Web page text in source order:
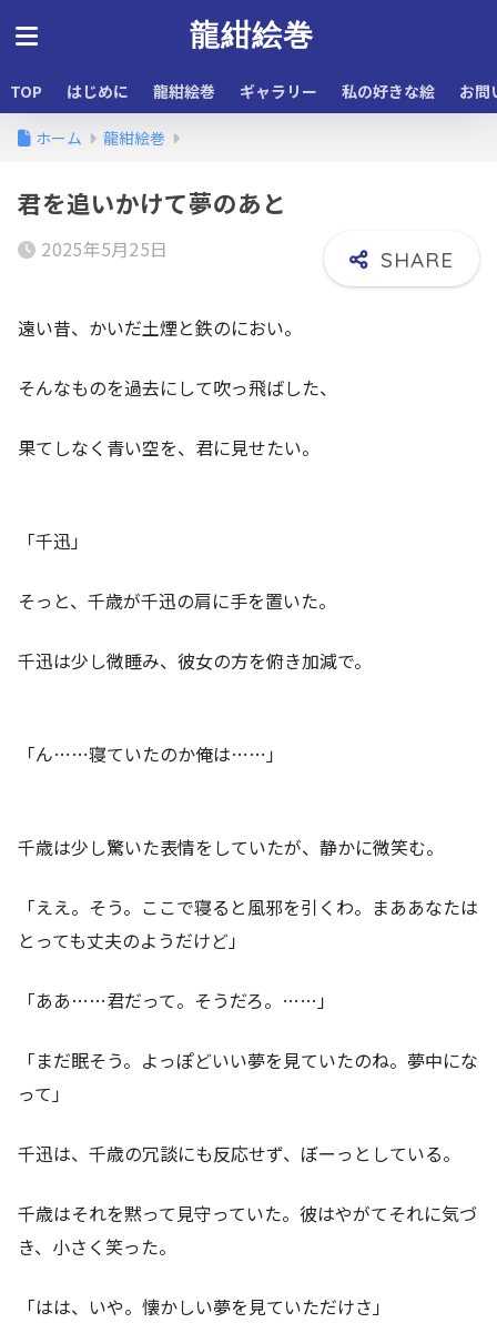
龍紺絵巻
TOP はじめに 龍紺絵巻 ギャラリー 私の好きな絵 お問
ホーム 龍紺絵巻
君を追いかけて夢のあと
2025年5月25日
遠い昔、かいだ土煙と鉄のにおい。
そんなものを過去にして吹っ飛ばした、
果てしなく青い空を、君に見せたい。
「千迅」
そっと、千歳が千迅の肩に手を置いた。
千迅は少し微睡み、彼女の方を俯き加減で。
「ん……寝ていたのか俺は……」
千歳は少し驚いた表情をしていたが、静かに微笑む。
「ええ。そう。ここで寝ると風邪を引くわ。まああなたは
とっても丈夫のようだけど」
「ああ……君だって。そうだろ。……」
「まだ眠そう。よっぽどいい夢を見ていたのね。夢中にな
って」
千迅は、千歳の冗談にも反応せず、ぼーっとしている。
千歳はそれを黙って見守っていた。彼はやがてそれに気づ
き、小さく笑った。
「はは、いや。懐かしい夢を見ていただけさ」